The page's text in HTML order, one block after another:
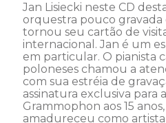
Jan Lisiecki neste CD
orquestra pouco gravada
tornou seu cartão de
internacional. Jan é um
em particular. O pianista
poloneses chamou a
com sua estréia de
assinatura exclusiva para
Grammophon aos 15
amadureceu como